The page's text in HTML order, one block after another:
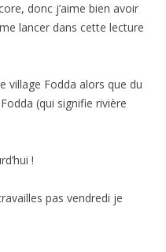
donc j’aime bien avoir
lancer dans cette lecture
village Fodda alors que du
(qui signifie rivière
!
pas vendredi je